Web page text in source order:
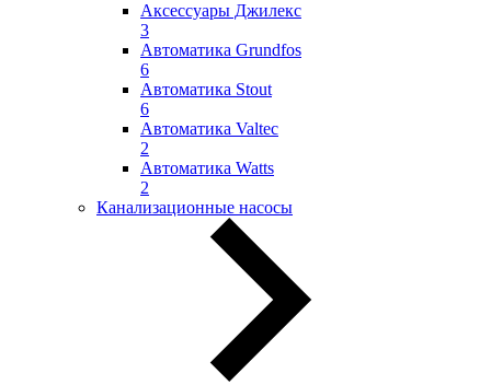
Аксессуары Джилекс
3
Автоматика Grundfos
6
Автоматика Stout
6
Автоматика Valtec
2
Автоматика Watts
2
Канализационные насосы